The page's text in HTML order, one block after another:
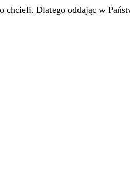
Dlatego oddając w